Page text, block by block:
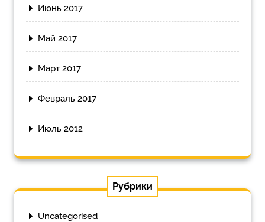
Июнь 2017
Май 2017
Март 2017
Февраль 2017
Июль 2012
Рубрики
Uncategorised